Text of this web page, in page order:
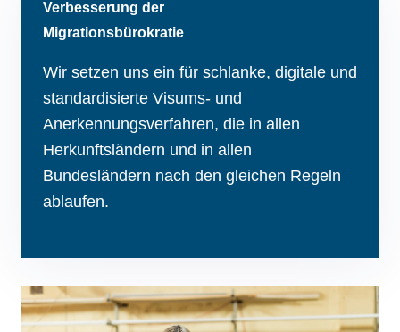
Verbesserung der
Migrationsbürokratie
Wir setzen uns ein für schlanke, digitale und
standardisierte Visums- und
Anerkennungsverfahren, die in allen
Herkunftsländern und in allen
Bundesländern nach den gleichen Regeln
ablaufen.